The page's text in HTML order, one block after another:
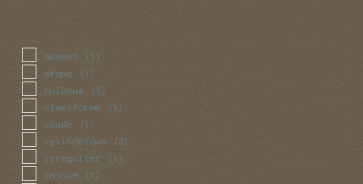
absent (1)
arque (1)
bulbeux (1)
claviforme (1)
coude (1)
cylindrique (3)
irregulier (1)
massue (1)